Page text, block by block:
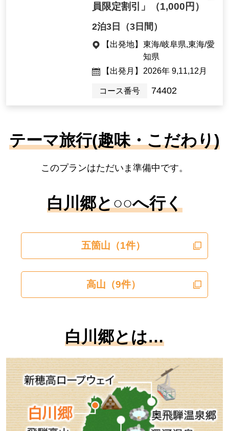
員限定割引」
（1,000円）
2泊3日（3日間）
【出発地】 東海/岐阜県,東海/愛
知県
【出発月】 2026年 9,11,12月
コース番号 74402
テーマ旅行(趣味・こだわり)
このプランはただいま準備中です。
白川郷と○○へ行く
五箇山 （1件）
高山 （9件）
白川郷とは…